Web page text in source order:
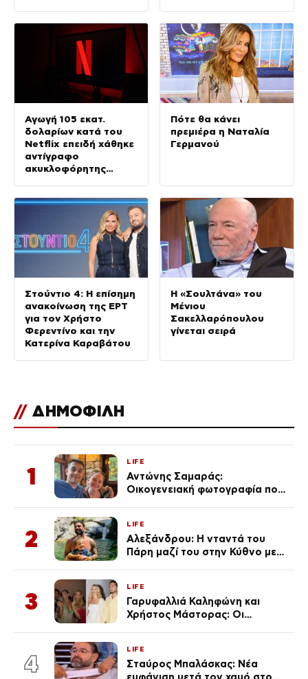
Αγωγή 105 εκατ.
δολαρίων κατά του
Netflix επειδή χάθηκε
αντίγραφο
ακυκλοφόρητης
Πότε θα κάνει
πρεμιέρα η Ναταλία
Γερμανού
Στούντιο 4: Η επίσημη
ανακοίνωση της ΕΡΤ
για τον Χρήστο
Φερεντίνο και την
Κατερίνα Καραβάτου
Η «Σουλτάνα» του
Μένιου
Σακελλαρόπουλου
γίνεται σειρά
// ΔΗΜΟΦΙΛΗ
1
LIFE
Αντώνης Σαμαράς:
Οικογενειακή φωτογραφία που
Λένας
2
LIFE
Αλεξάνδρου: Η νταντά του
Πάρη μαζί του στην Κύθνο με
3
LIFE
Γαρυφαλλιά Καληφώνη και
Χρήστος Μάστορας: Οι
απαρατήρητη
4
LIFE
Σταύρος Μπαλάσκας: Νέα